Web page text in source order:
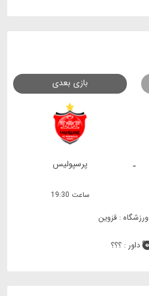
بازی بعدی
- پرسپولیس
ساعت 19:30
ورزشگاه : قزوین
داور : ؟؟؟